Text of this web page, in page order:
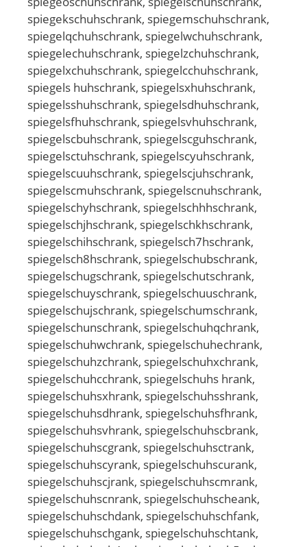
spiegekschuhschrank, spiegemschuhschrank,
spiegelqchuhschrank, spiegelwchuhschrank,
spiegelechuhschrank, spiegelzchuhschrank,
spiegelxchuhschrank, spiegelcchuhschrank,
spiegels huhschrank, spiegelsxhuhschrank,
spiegelsshuhschrank, spiegelsdhuhschrank,
spiegelsfhuhschrank, spiegelsvhuhschrank,
spiegelscbuhschrank, spiegelscguhschrank,
spiegelsctuhschrank, spiegelscyuhschrank,
spiegelscuuhschrank, spiegelscjuhschrank,
spiegelscmuhschrank, spiegelscnuhschrank,
spiegelschyhschrank, spiegelschhhschrank,
spiegelschjhschrank, spiegelschkhschrank,
spiegelschihschrank, spiegelsch7hschrank,
spiegelsch8hschrank, spiegelschubschrank,
spiegelschugschrank, spiegelschutschrank,
spiegelschuyschrank, spiegelschuuschrank,
spiegelschujschrank, spiegelschumschrank,
spiegelschunschrank, spiegelschuhqchrank,
spiegelschuhwchrank, spiegelschuhechrank,
spiegelschuhzchrank, spiegelschuhxchrank,
spiegelschuhcchrank, spiegelschuhs hrank,
spiegelschuhsxhrank, spiegelschuhsshrank,
spiegelschuhsdhrank, spiegelschuhsfhrank,
spiegelschuhsvhrank, spiegelschuhscbrank,
spiegelschuhscgrank, spiegelschuhsctrank,
spiegelschuhscyrank, spiegelschuhscurank,
spiegelschuhscjrank, spiegelschuhscmrank,
spiegelschuhscnrank, spiegelschuhscheank,
spiegelschuhschdank, spiegelschuhschfank,
spiegelschuhschgank, spiegelschuhschtank,